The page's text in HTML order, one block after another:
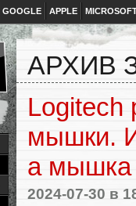
GOOGLE APPLE
АРХИВ
Logitech
мышки.
а мышка
2024-07-30 в